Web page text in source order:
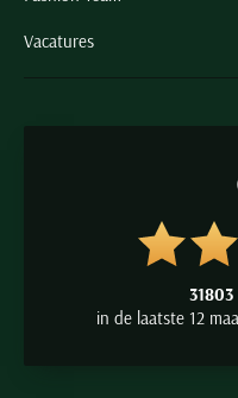
Vacatures
in de laatste 12